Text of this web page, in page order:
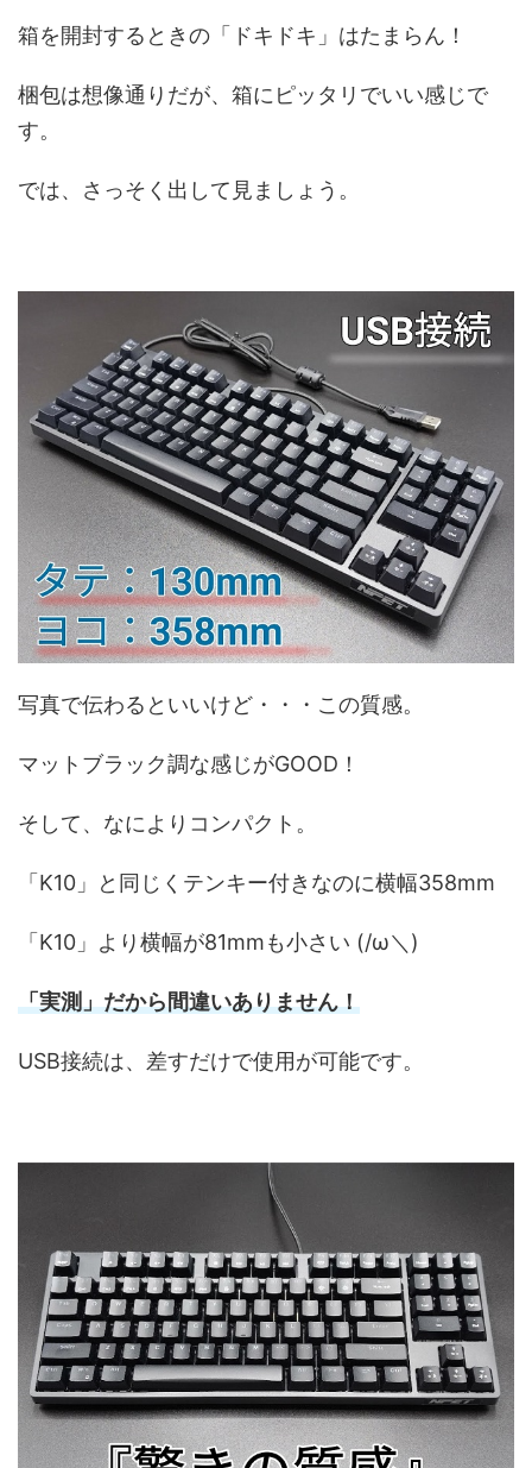
箱を開封するときの「ドキドキ」はたまらん！
梱包は想像通りだが、箱にピッタリでいい感じで
す。
では、さっそく出して見ましょう。
写真で伝わるといいけど・・・この質感。
マットブラック調な感じがGOOD！
そして、なによりコンパクト。
「K10」と同じくテンキー付きなのに横幅358mm
「K10」より横幅が81mmも小さい (/ω＼)
「実測」だから間違いありません！
USB接続は、差すだけで使用が可能です。